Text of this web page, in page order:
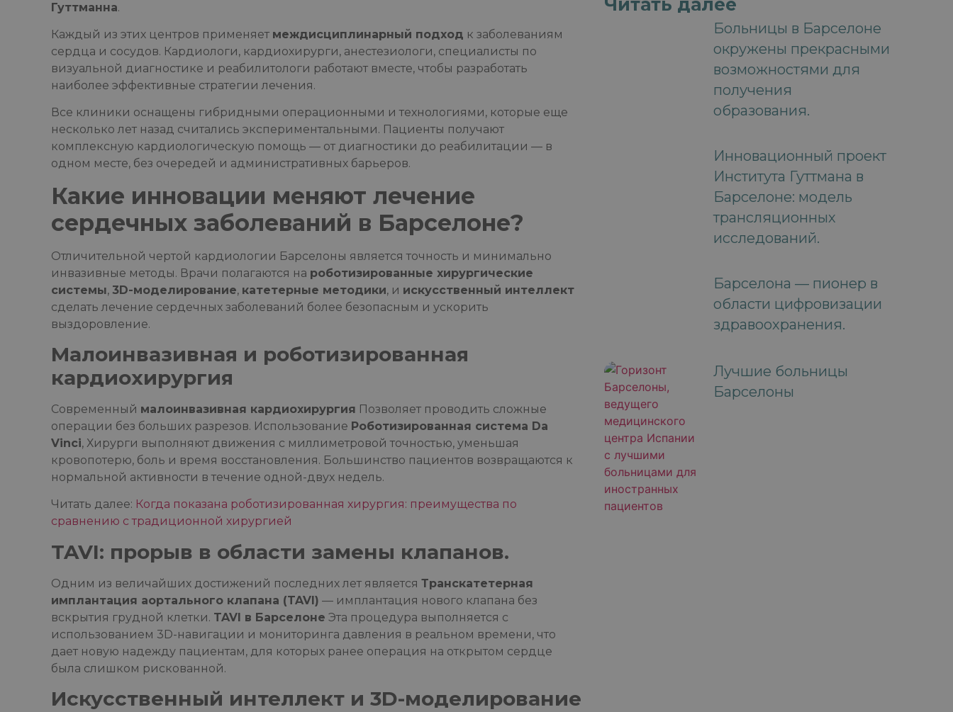
Гуттманна.
Каждый из этих центров применяет междисциплинарный подход к заболеваниям
сердца и сосудов. Кардиологи, кардиохирурги, анестезиологи, специалисты по
визуальной диагностике и реабилитологи работают вместе, чтобы разработать
наиболее эффективные стратегии лечения.
Все клиники оснащены гибридными операционными и технологиями, которые еще
несколько лет назад считались экспериментальными. Пациенты получают
комплексную кардиологическую помощь — от диагностики до реабилитации — в
одном месте, без очередей и административных барьеров.
Какие инновации меняют лечение
сердечных заболеваний в Барселоне?
Отличительной чертой кардиологии Барселоны является точность и минимально
инвазивные методы. Врачи полагаются на роботизированные хирургические
системы, 3D-моделирование, катетерные методики, и искусственный интеллект
сделать лечение сердечных заболеваний более безопасным и ускорить
выздоровление.
Малоинвазивная и роботизированная
кардиохирургия
Современный малоинвазивная кардиохирургия Позволяет проводить сложные
операции без больших разрезов. Использование Роботизированная система Da
Vinci, Хирурги выполняют движения с миллиметровой точностью, уменьшая
кровопотерю, боль и время восстановления. Большинство пациентов возвращаются к
нормальной активности в течение одной-двух недель.
Читать далее: Когда показана роботизированная хирургия: преимущества по
сравнению с традиционной хирургией
TAVI: прорыв в области замены клапанов.
Одним из величайших достижений последних лет является Транскатетерная
имплантация аортального клапана (TAVI) — имплантация нового клапана без
вскрытия грудной клетки. TAVI в Барселоне Эта процедура выполняется с
использованием 3D-навигации и мониторинга давления в реальном времени, что
дает новую надежду пациентам, для которых ранее операция на открытом сердце
была слишком рискованной.
Искусственный интеллект и 3D-моделирование
Читать далее
Больницы в Барселоне
окружены прекрасными
возможностями для
получения
образования.
Инновационный проект
Института Гуттмана в
Барселоне: модель
трансляционных
исследований.
Барселона — пионер в
области цифровизации
здравоохранения.
Лучшие больницы
Барселоны